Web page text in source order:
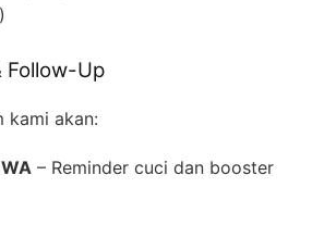
Follow-Up
kami akan:
– Reminder cuci dan booster